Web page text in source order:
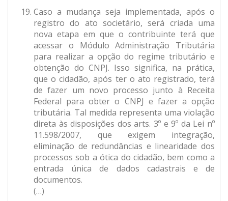
Caso a mudança seja implementada, após o
registro do ato societário, será criada uma
nova etapa em que o contribuinte terá que
acessar o Módulo Administração Tributária
para realizar a opção do regime tributário e
obtenção do CNPJ. Isso significa, na prática,
que o cidadão, após ter o ato registrado, terá
de fazer um novo processo junto à Receita
Federal para obter o CNPJ e fazer a opção
tributária. Tal medida representa uma violação
direta às disposições dos arts. 3º e 9º da Lei nº
11.598/2007, que exigem integração,
eliminação de redundâncias e linearidade dos
processos sob a ótica do cidadão, bem como a
entrada única de dados cadastrais e de
documentos.
(…)